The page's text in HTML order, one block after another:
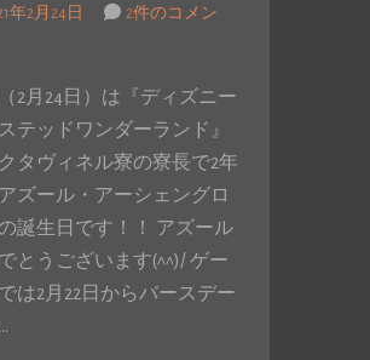
年2月24日
2件のコメン
2月24日）は『ディズニー
テッドワンダーランド』
タヴィネル寮の寮長で2年
ズール・アーシェングロ
誕生日です！！ アズール
とうございます(^^)/ ゲー
は2月22日からバースデー